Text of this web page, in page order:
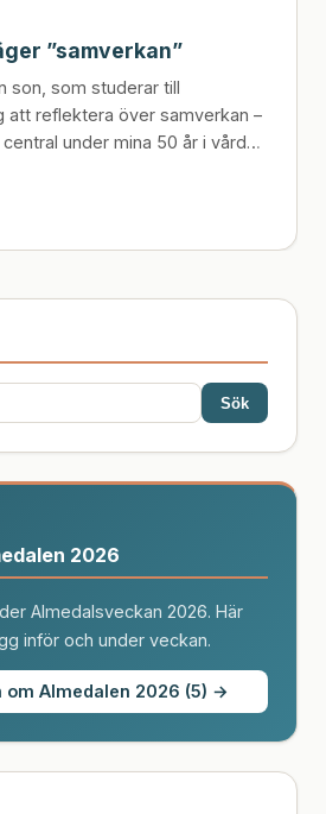
”samverkan”
son, som studerar till
att reflektera över samverkan –
under mina 50 år i vård
runt barn och unga
vad som händer när det inte
en självklar del av arbetet.
Sök
2026
Almedalsveckan 2026. Här
inför och under veckan.
om Almedalen 2026 (5) →